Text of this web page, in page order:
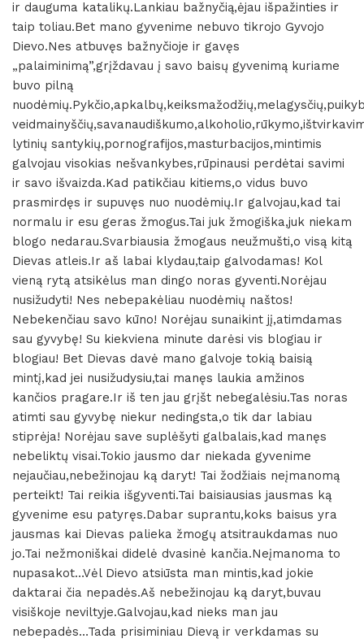
ir dauguma katalikų.Lankiau bažnyčią,ėjau išpažinties ir
taip toliau.Bet mano gyvenime nebuvo tikrojo Gyvojo
Dievo.Nes atbuvęs bažnyčioje ir gavęs
„palaiminimą”,grįždavau į savo baisų gyvenimą kuriame
buvo pilną
lytinių santykių,pornografijos,masturbacijos,mintimis
galvojau visokias nešvankybes,rūpinausi perdėtai savimi
ir savo išvaizda.Kad patikčiau kitiems,o vidus buvo
prasmirdęs ir supuvęs nuo nuodėmių.Ir galvojau,kad tai
normalu ir esu geras žmogus.Tai juk žmogiška,juk niekam
blogo nedarau.Svarbiausia žmogaus neužmušti,o visą kitą
Dievas atleis.Ir aš labai klydau,taip galvodamas! Kol
vieną rytą atsikėlus man dingo noras gyventi.Norėjau
nusižudyti! Nes nebepakėliau nuodėmių naštos!
Nebekenčiau savo kūno! Norėjau sunaikint jį,atimdamas
sau gyvybę! Su kiekviena minute darėsi vis blogiau ir
blogiau! Bet Dievas davė mano galvoje tokią baisią
mintį,kad jei nusižudysiu,tai manęs laukia amžinos
kančios pragare.Ir iš ten jau grįšt nebegalėsiu.Tas noras
atimti sau gyvybę niekur nedingsta,o tik dar labiau
stiprėja! Norėjau save suplėšyti galbalais,kad manęs
nebeliktų visai.Tokio jausmo dar niekada gyvenime
nejaučiau,nebežinojau ką daryt! Tai žodžiais neįmanomą
perteikt! Tai reikia išgyventi.Tai baisiausias jausmas ką
gyvenime esu patyręs.Dabar suprantu,koks baisus yra
jausmas kai Dievas palieka žmogų atsitraukdamas nuo
jo.Tai nežmoniškai didelė dvasinė kančia.Neįmanoma to
nupasakot…Vėl Dievo atsiūsta man mintis,kad jokie
daktarai čia nepadės.Aš nebežinojau ką daryt,buvau
visiškoje neviltyje.Galvojau,kad nieks man jau
nebepadės…Tada prisiminiau Dievą ir verkdamas su